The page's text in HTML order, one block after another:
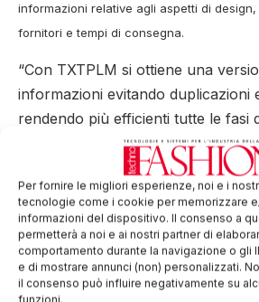
Per fornire le migliori esperienze, noi e i
tecnologie come i cookie per memorizzare
informazioni del dispositivo. Il consenso a
permetterà a noi e ai nostri partner di
comportamento durante la navigazione o gli
e di mostrare annunci (non) personalizzati.
il consenso può influire negativamente su
informazioni relative agli aspetti di
fornitori e tempi di consegna.
“Con TXTPLM si ottiene una
informazioni evitando duplicazioni
rendendo più efficienti tutte le fasi
e fornitura”, aggiunge Simone
Marketing di TXT.
Sylvie Maillard, Group CIO di
come la scelta sia ricaduta su
how e per l’esperienza nei
Lusso, così come per l’ampia